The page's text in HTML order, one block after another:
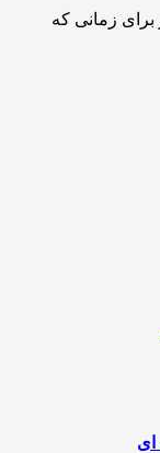
زمانی که
ای